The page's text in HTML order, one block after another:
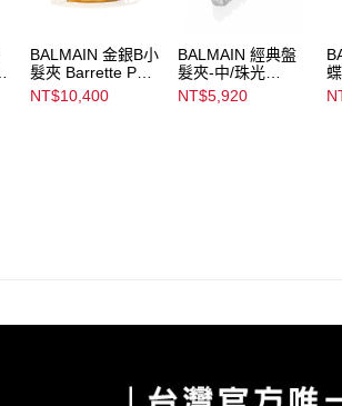
https://aftee.tw/terms/
「AFTEE先享後付」，若
任。
４．使用「AFTEE先享後
BALMAIN 金銀B小
髮夾 Barrette Pour
Cheveux Medium
Silver/Gold
NT$10,400
BALMAIN 經典盤
髮夾-中/珠光
Pince a Cheveux
Medium Pearl
NT$5,920